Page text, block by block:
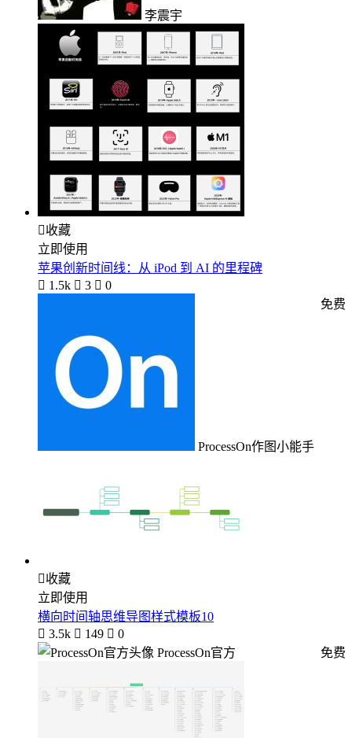
李震宇
收藏
立即使用
苹果创新时间线：从 iPod 到 AI 的里程碑
 1.5k  3  0
ProcessOn作图小能手
免费
收藏
立即使用
横向时间轴思维导图样式模板10
 3.5k  149  0
ProcessOn官方
免费